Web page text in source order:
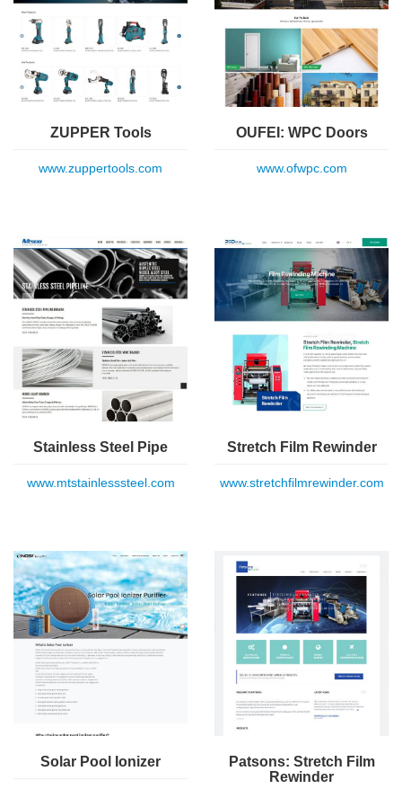
ZUPPER Tools
www.zuppertools.com
OUFEI: WPC Doors
www.ofwpc.com
Stainless Steel Pipe
www.mtstainlesssteel.com
Stretch Film Rewinder
www.stretchfilmrewinder.com
Solar Pool Ionizer
Patsons: Stretch Film
Rewinder